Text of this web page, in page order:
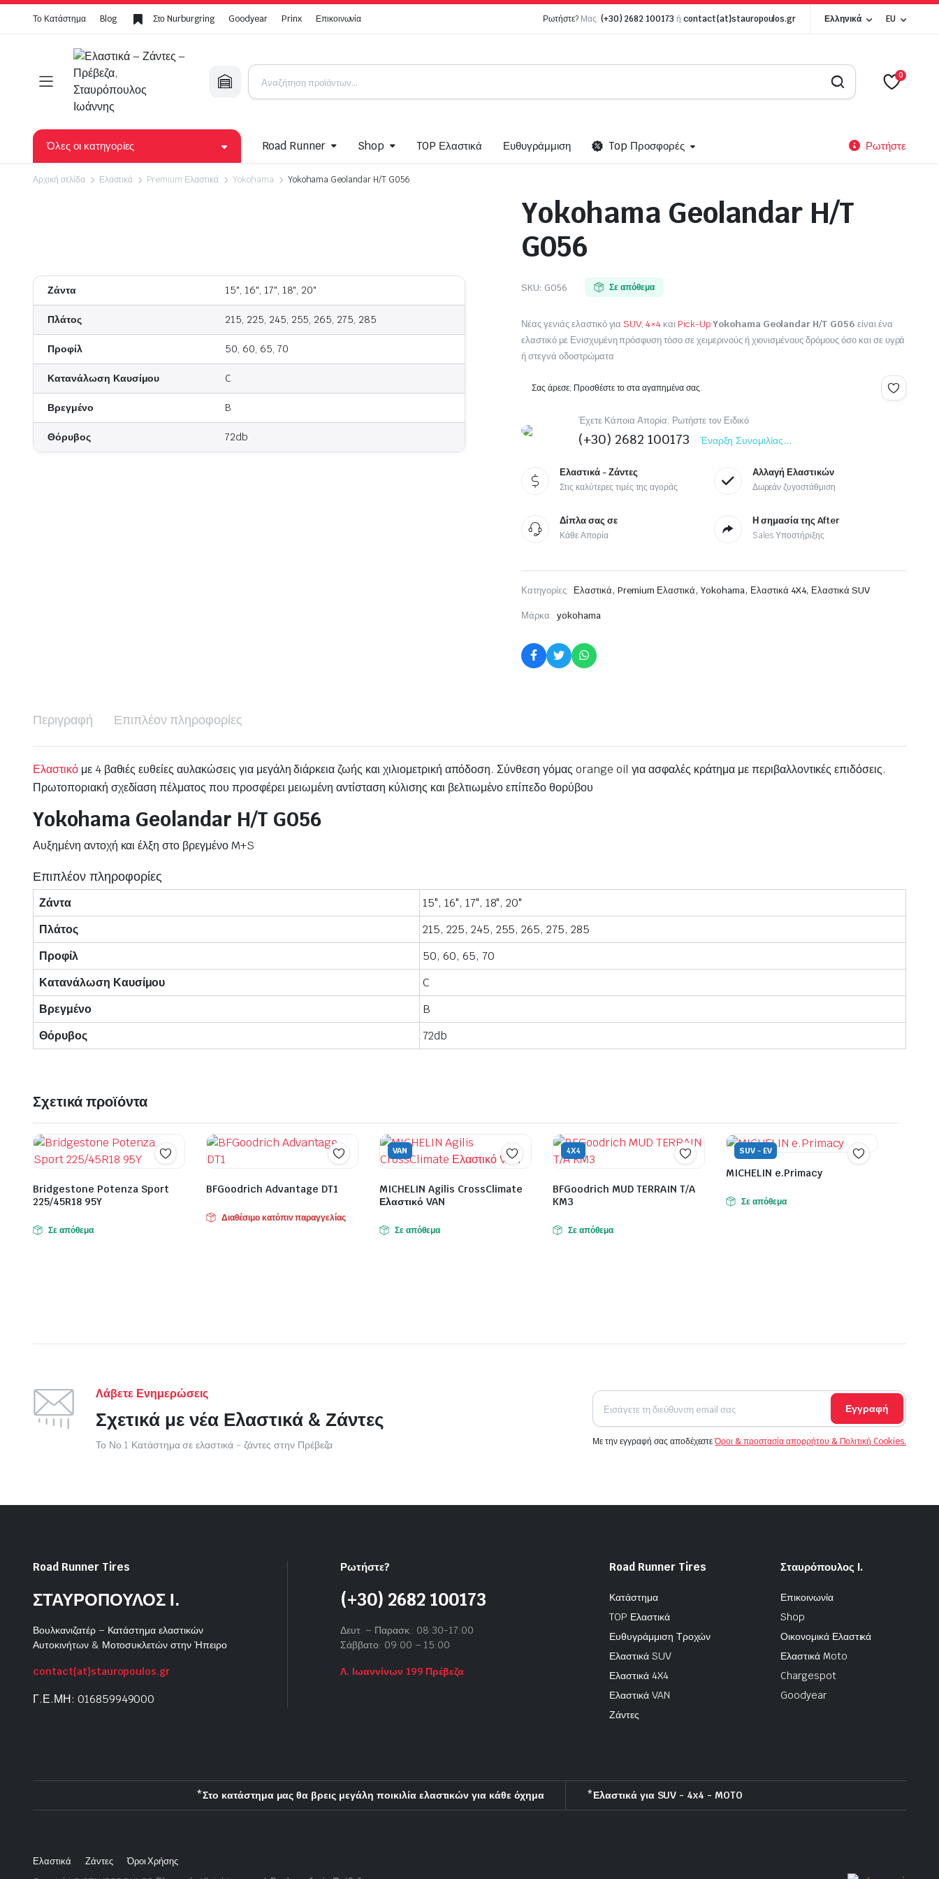
Το Κατάστημα Blog Στο Nurburgring Goodyear Prinx Επικοινωνία Ρωτήστε? Μας: (+30) 2682 100173ή contact{at}stauropoulos.gr Ελληνικά EU
0
Όλες οι κατηγορίες Road Runner Shop
GoodYear
Goodride
Laufenn
Uniroyal
Michelin
Linglong
NEXEN
Ελαστικά Moto
Bridgestone MOTO
Pirelli MOTO
Michelin MOTO
Sport Touring Moto
Ζάντες Αλουμινίου
Japan Racing
TOP Ελαστικά Ευθυγράμμιση Top Προσφορές Ρωτήστε
Αρχική σελίδα Ελαστικά Premium Ελαστικά Yokohama Yokohama Geolandar H/T G056
Ζάντα 15", 16", 17", 18", 20"
Πλάτος 215, 225, 245, 255, 265, 275, 285
Προφίλ 50, 60, 65, 70
Κατανάλωση Καυσίμου C
Βρεγμένο B
Θόρυβος 72db
Yokohama Geolandar H/T
G056
SKU: G056 Σε απόθεμα
Νέας γενιάς ελαστικό γιαSUV,4×4 και Pick-UpYokohama Geolandar H/T G056 είναι ένα
ελαστικό με Ενισχυμένη πρόσφυση τόσο σε χειμερινούς ή χιονισμένους δρόμους όσο και σε υγρά
ή στεγνά οδοστρώματα
Σας άρεσε; Προσθέστε το στα αγαπημένα σας.
Έχετε Κάποια Απορία; Ρωτήστε τον Ειδικό
(+30) 2682 100173 Έναρξη Συνομιλίας...
Ελαστικά - Ζάντες
Στις καλύτερες τιμές της αγοράς
Αλλαγή Ελαστικών
Δωρεάν ζυγοστάθμιση
Δίπλα σας σε
Κάθε Απορία
Η σημασία της After
Sales Υποστήριξης
Κατηγορίες: Ελαστικά, Premium Ελαστικά, Yokohama, Ελαστικά 4X4, Ελαστικά SUV
Μάρκα: yokohama
Περιγραφή Επιπλέον πληροφορίες
Ελαστικόμε 4 βαθιές ευθείες αυλακώσεις για μεγάλη διάρκεια ζωής και χιλιομετρική απόδοση. Σύνθεση γόμας orange oil για ασφαλές κράτημα με περιβαλλοντικές επιδόσεις.
Πρωτοποριακή σχεδίαση πέλματος που προσφέρει μειωμένη αντίσταση κύλισης και βελτιωμένο επίπεδο θορύβου
Yokohama Geolandar H/T G056
Αυξημένη αντοχή και έλξη στο βρεγμένο M+S
Επιπλέον πληροφορίες
Ζάντα
15", 16", 17", 18", 20"
Πλάτος
215, 225, 245, 255, 265, 275, 285
Προφίλ
50, 60, 65, 70
Κατανάλωση Καυσίμου
C
Βρεγμένο
B
Θόρυβος
72db
Σχετικά προϊόντα
Bridgestone Potenza Sport
225/45R18 95Y
Σε απόθεμα
BFGoodrich Advantage DT1
Διαθέσιμο κατόπιν παραγγελίας
VAN
MICHELIN Agilis CrossClimate
Ελαστικό VAN
Σε απόθεμα
4Χ4
BFGoodrich MUD TERRAIN T/A
KM3
Σε απόθεμα
SUV - EV
MICHELIN e.Primacy
Σε απόθεμα
Λάβετε Ενημερώσεις
Σχετικά με νέα Ελαστικά & Ζάντες
Το Νο.1 Κατάστημα σε ελαστικά - ζάντες στην Πρέβεζα
Εγγραφή
Με την εγγραφή σας αποδέχεστεΌροι & προστασία απορρήτου & Πολιτική Cookies.
Road Runner Tires
ΣΤΑΥΡΟΠΟΥΛΟΣ Ι.
Βουλκανιζατέρ – Κατάστημα ελαστικών
Αυτοκινήτων & Μοτοσυκλετών στην Ήπειρο
contact{at}stauropoulos.gr
Γ.Ε.ΜΗ: 016859949000
Ρωτήστε?
(+30) 2682 100173
Δευτ. – Παρασκ.: 08:30-17:00
Σάββατο: 09:00 – 15:00
Λ. Ιωαννίνων 199 Πρέβεζα
Road Runner Tires
Κατάστημα
TOP Ελαστικά
Ευθυγράμμιση Τροχών
Ελαστικά SUV
Ελαστικά 4X4
Ελαστικά VAN
Ζάντες
Σταυρόπουλος Ι.
Επικοινωνία
Shop
Οικονομικά Ελαστικά
Ελαστικά Moto
Chargespot
Goodyear
*Στο κατάστημα μας θα βρεις μεγάλη ποικιλία ελαστικών για κάθε όχημα *Ελαστικά για SUV - 4x4 - MOTO
Ελαστικά Ζάντες
Όροι Χρήσης